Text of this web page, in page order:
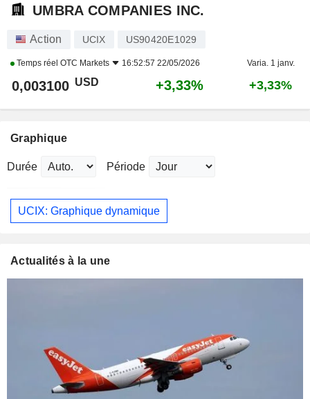
UMBRA COMPANIES INC.
Action UCIX US90420E1029
Temps réel OTC Markets 16:52:57 22/05/2026 Varia. 1 janv.
0,003100 USD +3,33% +3,33%
Graphique
Durée Période
UCIX: Graphique dynamique
Actualités à la une